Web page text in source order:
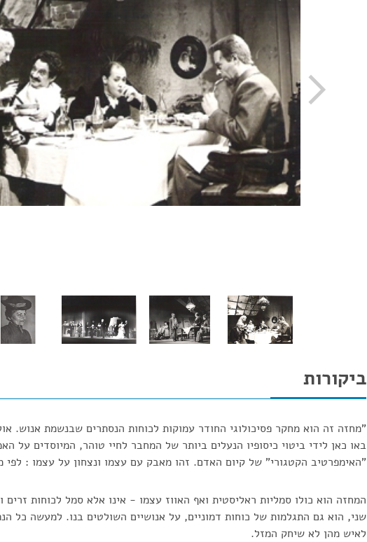
ביקורות
"מחזה זה הוא מחקר פסיכולוגי החודר עמוקות לכוחות הנסתרים שבנשמת אנוש.
באו כאן לידי ביטוי כיסופיו הנעלים ביותר של המחבר לחיי טוהר, המיוסדים על
"האימפרטיב הקטגורי" של קיום האדם. זהו מאבק עם עצמו ונצחון על עצמו :
המחזה הוא כולו סמליות ראליסטית ואף האווז עצמו - אינו אלא סמל לכוחות זרים
שני, הוא גם התגלמות של כוחות דמוניים, על אנושיים השולטים בנו. למעשה כל
לאיש מהן לא שיחק המזל.